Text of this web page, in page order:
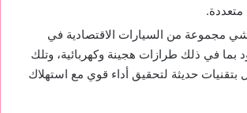
متعددة.
مجموعة من السيارات الاقتصادية في
بما في ذلك طرازات هجينة وكهربائية، وتلك
بتقنيات حديثة لتحقيق أداء قوي مع استهلاك